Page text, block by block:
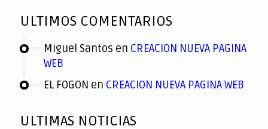
ULTIMOS COMENTARIOS
Miguel Santos en CREACION NUEVA PAGINA
WEB
EL FOGON en CREACION NUEVA PAGINA WEB
ULTIMAS NOTICIAS